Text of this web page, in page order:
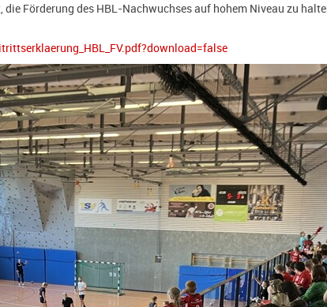
Förderung des HBL-Nachwuchses auf hohem Niveau zu